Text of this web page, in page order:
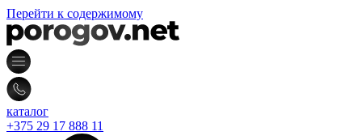
Перейти к содержимому
каталог
+375 29 17 888 11